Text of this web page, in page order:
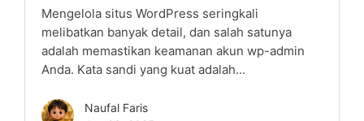
Mengelola situs WordPress seringkali
melibatkan banyak detail, dan salah satunya
adalah memastikan keamanan akun wp-admin
Anda. Kata sandi yang kuat adalah...
Naufal Faris